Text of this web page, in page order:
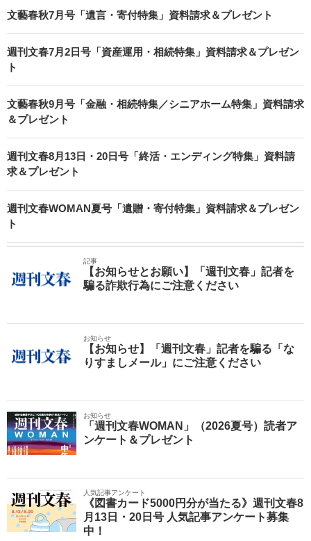
文藝春秋7月号「遺言・寄付特集」資料請求＆プレゼント
週刊文春7月2日号「資産運用・相続特集」資料請求＆プレゼン
ト
文藝春秋9月号「金融・相続特集／シニアホーム特集」資料請求
＆プレゼント
週刊文春8月13日・20日号「終活・エンディング特集」資料請
求＆プレゼント
週刊文春WOMAN夏号「遺贈・寄付特集」資料請求＆プレゼン
ト
記事
【お知らせとお願い】「週刊文春」記者を
騙る詐欺行為にご注意ください
お知らせ
【お知らせ】「週刊文春」記者を騙る「な
りすましメール」にご注意ください
お知らせ
「週刊文春WOMAN」（2026夏号）読者ア
ンケート＆プレゼント
人気記事アンケート
《図書カード5000円分が当たる》週刊文春8
月13日・20日号 人気記事アンケート募集
中！